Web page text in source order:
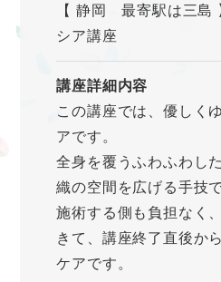
【 静岡 最寄駅は三島
シア講座
講座詳細内容
この講座では、優しく
アです。
全身を覆うふわふわし
織の空間を広げる手技で
施術する側も負担なく
きて、講座終了直後か
ケアです。